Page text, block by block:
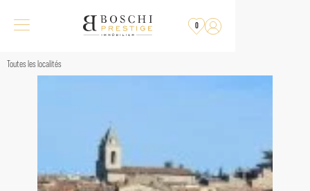
0
Toutes les localités